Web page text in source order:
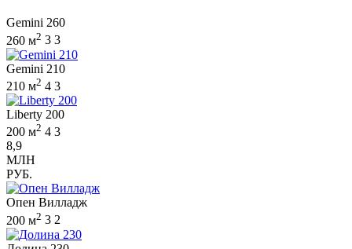
Gemini 260
260 м2 3 3
Gemini 210
210 м2 4 3
Liberty 200
200 м2 4 3
8,9
МЛН
РУБ.
Опен Вилладж
200 м2 3 2